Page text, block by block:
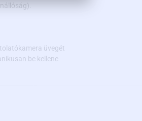
üvegét
be kellene